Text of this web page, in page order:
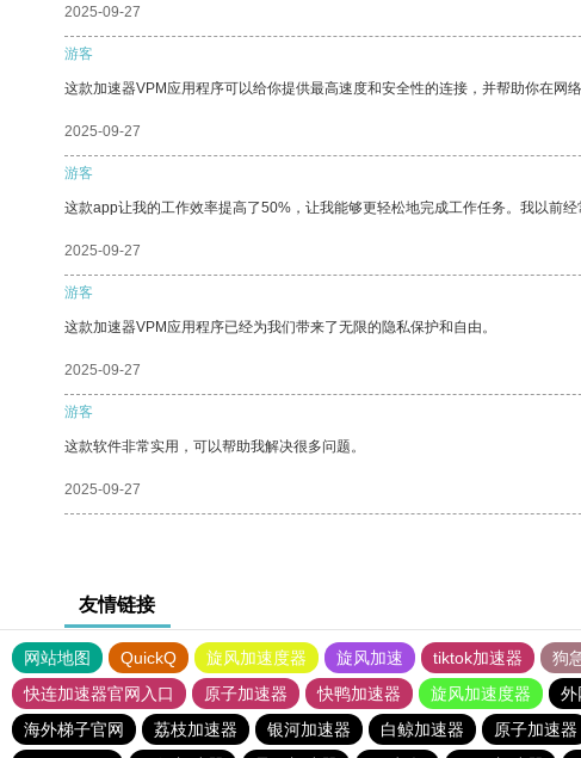
2025-09-27
游客
这款加速器VPM应用程序可以给你提供最高速度和安全性的连接，并帮助你在网络
2025-09-27
游客
这款app让我的工作效率提高了50%，让我能够更轻松地完成工作任务。我以前
2025-09-27
游客
这款加速器VPM应用程序已经为我们带来了无限的隐私保护和自由。
2025-09-27
游客
这款软件非常实用，可以帮助我解决很多问题。
2025-09-27
友情链接
网站地图 QuickQ 旋风加速度器 旋风加速 tiktok加速器 狗
快连加速器官网入口
原子加速器 快鸭加速器 旋风加速度器 外
海外梯子官网
荔枝加速器 银河加速器 白鲸加速器 原子加速器